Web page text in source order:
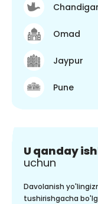
Omad
Jaypur
Pune
U qanday
uchun
Davolanish
tushirishgacha